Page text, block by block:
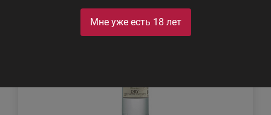
Мне уже есть 18 лет